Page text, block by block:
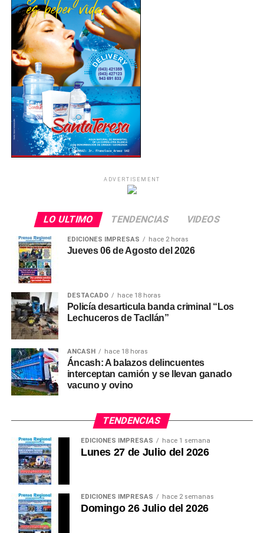
Finalmente, la Diócesis de Huaraz extendió una
invitación a toda la feligresía a unirse en oración y
agradecimiento, pidiendo que el “Patrón de Huaraz”
continúe bendiciendo a las familias, sacerdotes y
religiosos de la región, manteniendo unida la identidad
de su pueblo. Con emoción el alcalde David Tinoco
Rosales agradeció esta predisposición del Ministerio de
Cultura. (Arnaldo Mejía Bojórquez)
ADVERTISEMENT
LO ULTIMO TENDENCIAS VIDEOS
EDICIONES IMPRESAS hace 2 horas
Jueves 06 de Agosto del 2026
DESTACADO hace 18 horas
Policía desarticula banda criminal “Los
Lechuceros de Tacllán”
ANCASH hace 18 horas
Áncash: A balazos delincuentes
interceptan camión y se llevan ganado
vacuno y ovino
TENDENCIAS
EDICIONES IMPRESAS hace 1 semana
Lunes 27 de Julio del 2026
EDICIONES IMPRESAS hace 2 semanas
Domingo 26 Julio del 2026